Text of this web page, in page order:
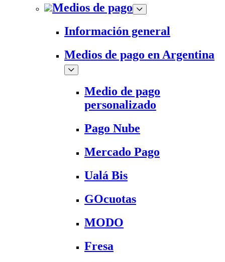
Medios de pago
Información general
Medios de pago en Argentina
Medio de pago
personalizado
Pago Nube
Mercado Pago
Ualá Bis
GOcuotas
MODO
Fresa